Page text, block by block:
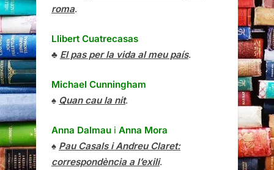
roma.
Llibert Cuatrecasas
♣ El pas per la vida al meu país.
Michael Cunningham
♠ Quan cau la nit.
Anna Dalmau i Anna Mora
♠ Pau Casals i Andreu Claret:
correspondència a l’exili.